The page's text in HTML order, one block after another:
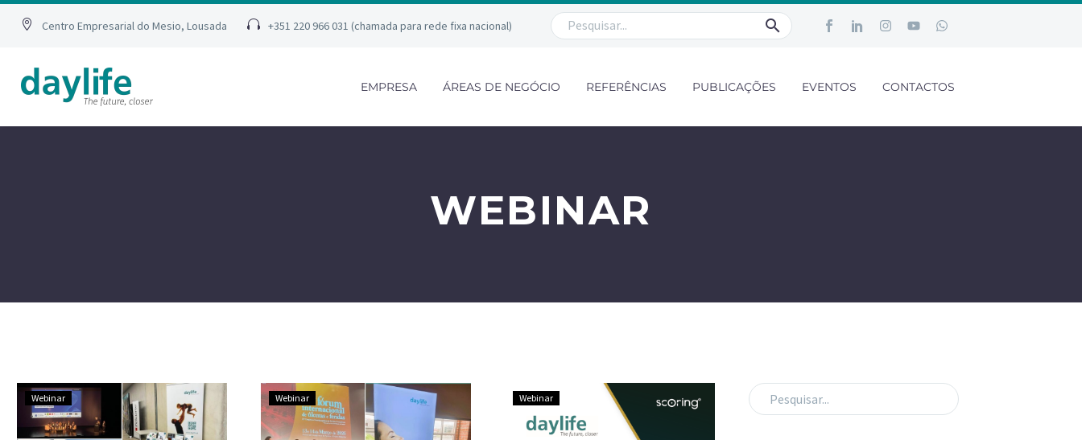
Centro Empresarial do Mesio, Lousada +351 220 966 031 (chamada para rede fixa nacional)
EMPRESA ÁREAS DE NEGÓCIO REFERÊNCIAS PUBLICAÇÕES EVENTOS CONTACTOS
WEBINAR
Webinar Webinar Webinar